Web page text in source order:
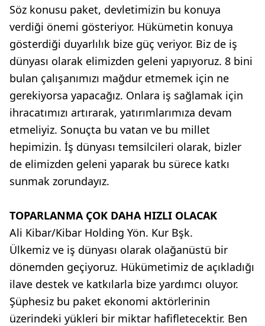
Söz konusu paket, devletimizin bu konuya
verdiği önemi gösteriyor. Hükümetin konuya
gösterdiği duyarlılık bize güç veriyor. Biz de iş
dünyası olarak elimizden geleni yapıyoruz. 8 bini
bulan çalışanımızı mağdur etmemek için ne
gerekiyorsa yapacağız. Onlara iş sağlamak için
ihracatımızı artırarak, yatırımlarımıza devam
etmeliyiz. Sonuçta bu vatan ve bu millet
hepimizin. İş dünyası temsilcileri olarak, bizler
de elimizden geleni yaparak bu sürece katkı
sunmak zorundayız.
TOPARLANMA ÇOK DAHA HIZLI OLACAK
Ali Kibar/Kibar Holding Yön. Kur Bşk.
Ülkemiz ve iş dünyası olarak olağanüstü bir
dönemden geçiyoruz. Hükümetimiz de açıkladığı
ilave destek ve katkılarla bize yardımcı oluyor.
Şüphesiz bu paket ekonomi aktörlerinin
üzerindeki yükleri bir miktar hafifletecektir. Ben